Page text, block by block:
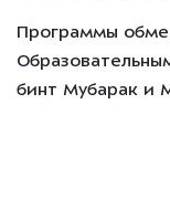
Программы
бинт Мубарак и